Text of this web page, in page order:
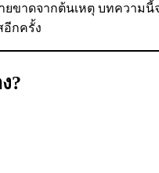
าดจากต้นเหตุ บทความ
อีกครั้ง
?